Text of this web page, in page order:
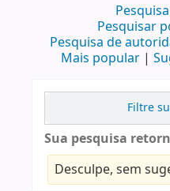
Pesquisar
Pesquisa de
Mais popular
Filtre
Sua pesquisa
Desculpe, sem